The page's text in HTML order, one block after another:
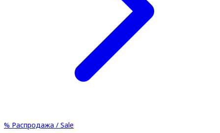
% Распродажа / Sale